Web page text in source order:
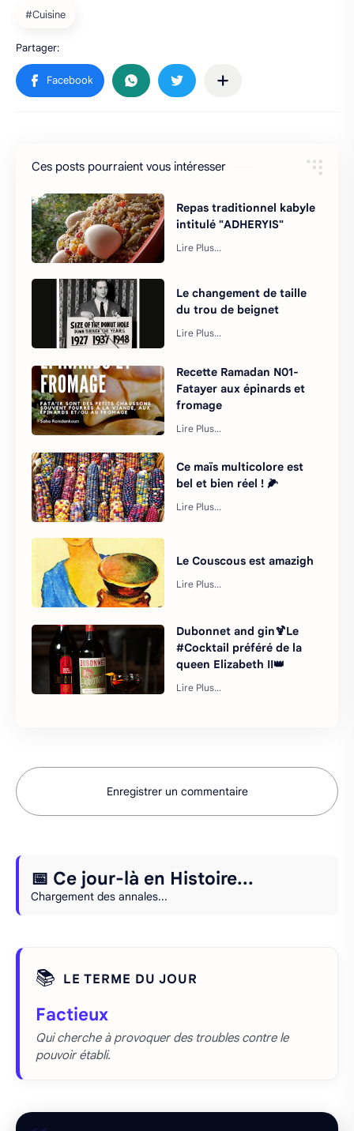
Ces posts pourraient vous intéresser
Repas traditionnel kabyle
intitulé "ADHERYIS"
Le changement de taille
du trou de beignet
Recette Ramadan N01-
Fatayer aux épinards et
fromage
Ce maïs multicolore est
bel et bien réel ! 🌽
Le Couscous est amazigh
Dubonnet and gin🍹Le
#Cocktail préféré de la
queen Elizabeth II👑
Enregistrer un commentaire
📅 Ce jour-là en Histoire...
Chargement des annales...
📚 LE TERME DU JOUR
Factieux
Qui cherche à provoquer des troubles contre le
pouvoir établi.